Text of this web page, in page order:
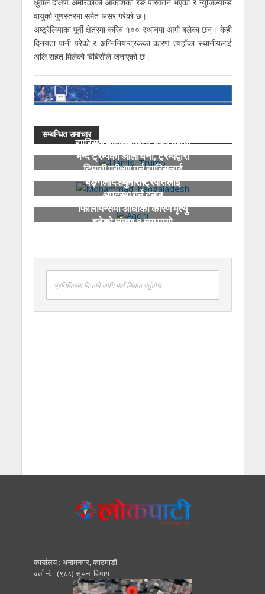
वायुको गुणस्तरमा समेत असर गरेको छ।
अष्ट्रेलियाका पूर्वी क्षेत्रमा करिब १०० स्थानमा आगो बलेका छन्। केही
दिनयता पानी परेको र अग्निनियन्त्रकका कारण त्यहाँका स्थानीयलाई
अलि राहत मिलेको बिबिसीले जनाएको छ।
सम्बन्धित समाचार
ह्यारिसले महिलामाथि टिप्पणी गरेको
भन्दै ट्रम्पको आलोचना, ट्रम्पद्वारा
दिमागी परीक्षण गर्न ह्यारिसलाई
चुनौती
बङ्गलादेशका राष्ट्रपतिलाई
अपदस्थ गर्न दबाब
फिलिपिन्समा आँधीका कारण मृत्यु
हुनेको संख्या १ सय पुग्यो
प्रतिक्रिया दिनको लागि यहाँ क्लिक गर्नुहोस्
कार्यालय : अनामनगर, काठमाडाैं
दर्ता नं. : (९८८) सूचना विभाग